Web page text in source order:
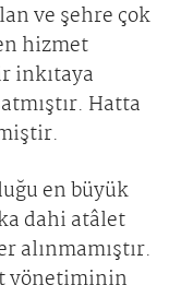
ve şehre çok
hizmet
inkıtaya
Hatta
en büyük
dahi atâlet
alınmamıştır.